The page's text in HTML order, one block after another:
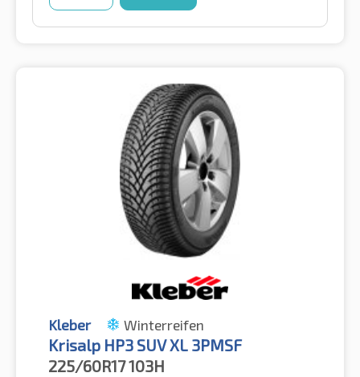
Kleber Winterreifen
Krisalp HP3 SUV XL 3PMSF
225/60R17103H